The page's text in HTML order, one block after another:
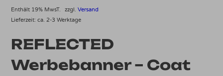
Enthält 19% MwsT. zzgl.Versand
Lieferzeit: ca. 2-3 Werktage
REFLECTED
Werbebanner – Coat